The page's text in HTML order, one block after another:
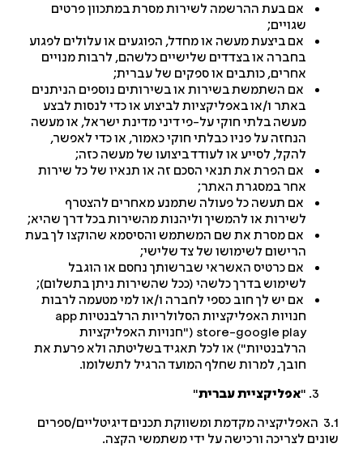
אם בעת ההרשמה לשירות מסרת במתכוון פרטים
שגויים;
אם ביצעת מעשה או מחדל, הפוגעים או עלולים לפגוע
בחברה או בצדדים שלישיים כלשהם, לרבות מנויים
אחרים, כותבים או ספקים של עברית;
אם השתמשת בשירות או בשירותים נוספים הניתנים
באתר ו/או באפליקציות לביצוע או כדי לנסות לבצע
מעשה בלתי חוקי על-פי דיני מדינת ישראל, או מעשה
הנחזה על פניו כבלתי חוקי כאמור, או כדי לאפשר,
להקל, לסייע או לעודד ביצועו של מעשה כזה;
אם הפרת את תנאי הסכם זה או תנאיו של כל שירות
אחר במסגרת האתר;
אם תעשה כל פעולה שתמנע מאחרים להצטרף
לשירות או להמשיך וליהנות מהשירות בכל דרך שהיא;
אם מסרת את שם המשתמש והסיסמא שהוקצו לך בעת
הרישום לשימושו של צד שלישי;
אם כרטיס האשראי שברשותך נחסם או הוגבל
לשימוש בדרך כלשהי (ככל שהשירות ניתן בתשלום);
אם יש לך חוב כספי לחברה ו/או למי מטעמה לרבות
חנויות האפליקציות הסלולריות הרלבנטיותapp
store-google play("חנויות האפליקציות
הרלבנטיות") או לכל תאגיד בשליטתה ולא פרעת את
חובך, למרות שחלף המועד הרגיל לתשלומו.
אפליקציית עברית"
3.1 האפליקציה מקדמת ומשווקת תכנים דיגיטליים/ספרים
לצריכה ורכישה על ידי משתמשי הקצה.